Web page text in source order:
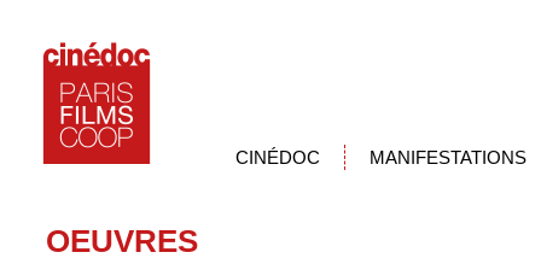
CINÉDOC MANIFESTATIONS
OEUVRES